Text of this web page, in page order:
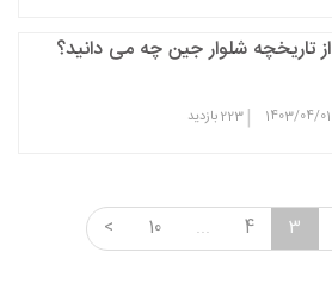
از تاریخچه شلوار جین چه می دانید؟
1403/04/01
|
223بازدید
3
4
...
10
<